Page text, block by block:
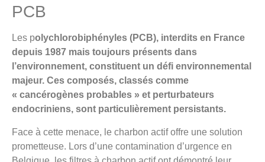
PCB
Les polychlorobiphényles (PCB), interdits en France
depuis 1987 mais toujours présents dans
l’environnement, constituent un défi environnemental
majeur. Ces composés, classés comme
« cancérogènes probables » et perturbateurs
endocriniens, sont particulièrement persistants.
Face à cette menace, le charbon actif offre une solution
prometteuse. Lors d’une contamination d’urgence en